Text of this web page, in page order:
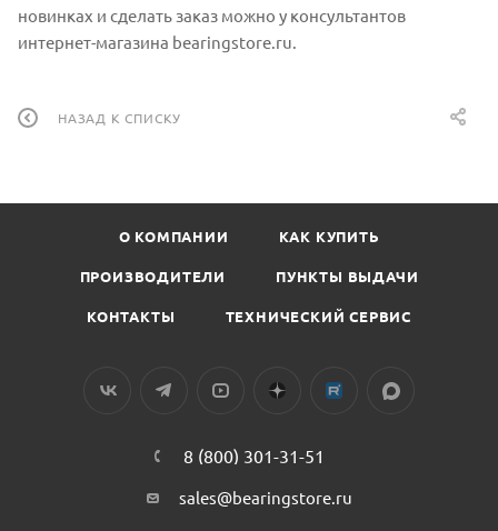
новинках и сделать заказ можно у консультантов
интернет-магазина bearingstore.ru.
НАЗАД К СПИСКУ
О КОМПАНИИ КАК КУПИТЬ
ПРОИЗВОДИТЕЛИ ПУНКТЫ ВЫДАЧИ
КОНТАКТЫ ТЕХНИЧЕСКИЙ СЕРВИС
8 (800) 301-31-51
sales@bearingstore.ru